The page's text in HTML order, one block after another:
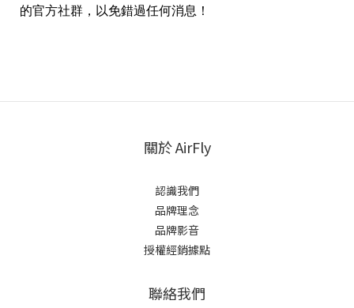
的官方社群，以免錯過任何消息！
關於 AirFly
認識我們
品牌理念
品牌影音
授權經銷據點
聯絡我們